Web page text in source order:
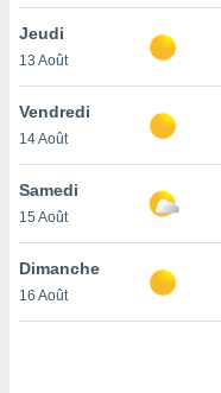
votre
à
en
le
Jeudi
13 Août
Vendredi
14 Août
Samedi
15 Août
Dimanche
16 Août